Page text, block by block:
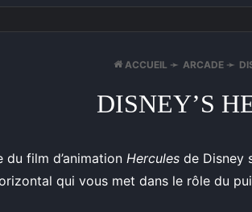
ACCUEIL ➛ ARCADE ➛
DISNEY’S
film d’animation Hercules de Disney
qui vous met dans le rôle du